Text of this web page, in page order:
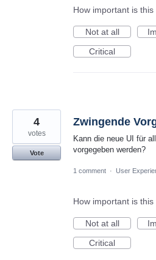
How important is
Not at all
Critical
Zwingende
Kann die neue UI für
vorgegeben werden?
4
votes
Vote
1 comment · User
How important is
Not at all
Critical